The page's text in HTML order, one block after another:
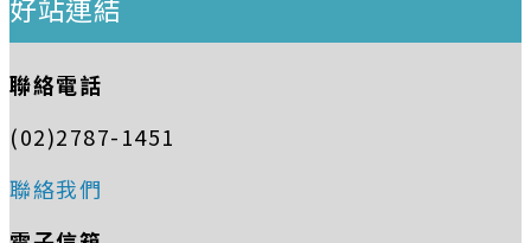
聯絡電話
(02)2787-1451
聯絡我們